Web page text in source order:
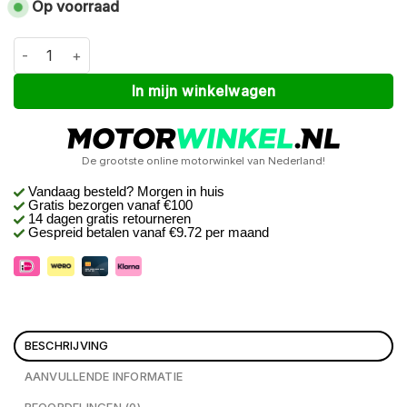
Op voorraad
Macna Rafino RTX 12V 3A kit Zwart XXL aantal
In mijn winkelwagen
Alternative:
De grootste online motorwinkel van Nederland!
Vandaag besteld? Morgen in huis
Gratis bezorgen vanaf €100
14 dagen gratis retourneren
Gespreid betalen vanaf €9.72 per maand
BESCHRIJVING
AANVULLENDE INFORMATIE